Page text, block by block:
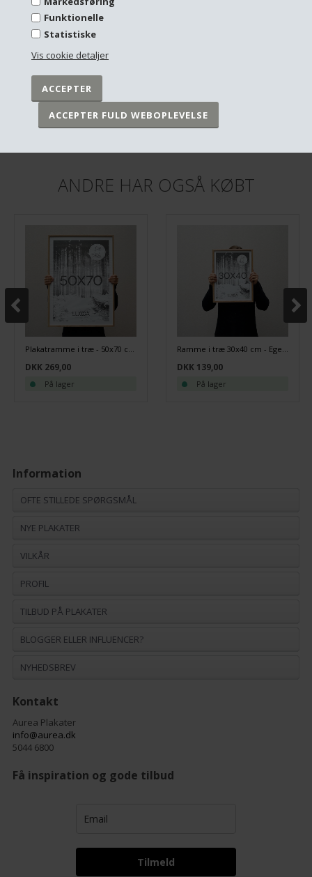
Funktionelle
Statistiske
Vis cookie detaljer
Plakat - Stjernetegn - alle 12
DKK 249,00
På lager
DKK 249,00
På lager
ANDRE HAR OGSÅ KØBT
Plakatramme i træ - 50x70 cm - Egetræ
DKK 269,00
På lager
Ramme i træ 30x40 cm - Egetræ
DKK 139,00
På lager
Information
OFTE STILLEDE SPØRGSMÅL
NYE PLAKATER
VILKÅR
PROFIL
TILBUD PÅ PLAKATER
BLOGGER ELLER INFLUENCER?
NYHEDSBREV
Kontakt
Aurea Plakater
info@aurea.dk
5044 6800
Få inspiration og gode tilbud
Tilmeld